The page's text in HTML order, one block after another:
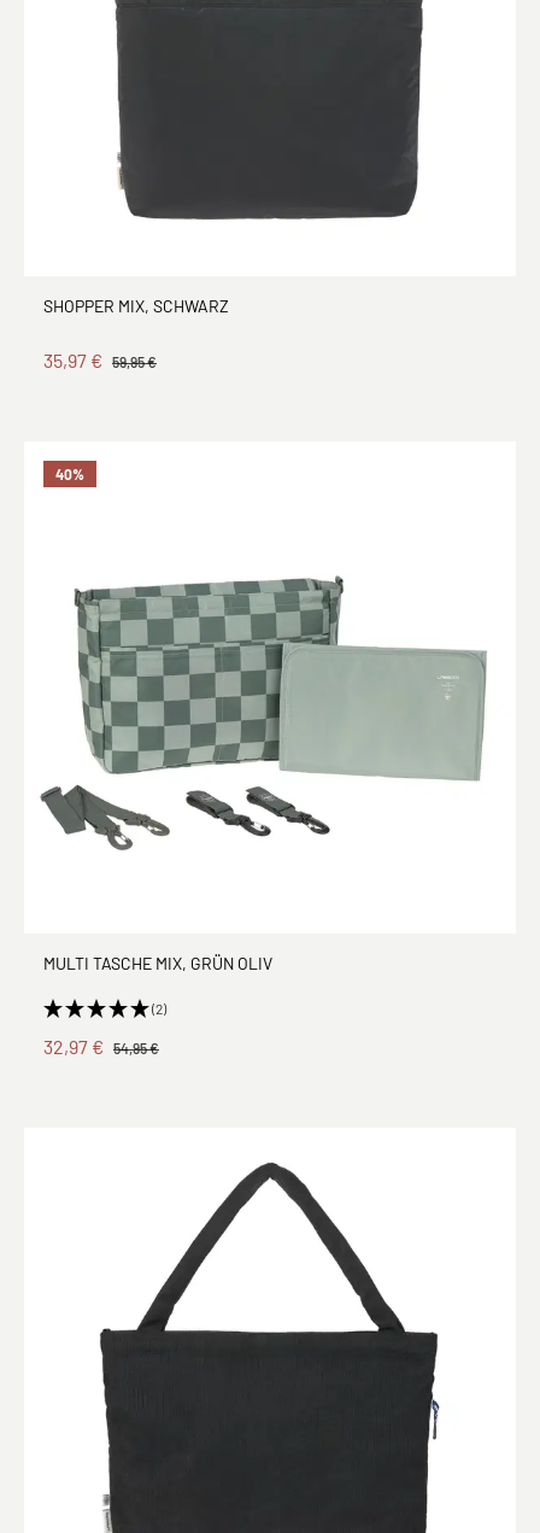
SHOPPER MIX, SCHWARZ
35,97 € 59,95 €
40%
MULTI TASCHE MIX, GRÜN OLIV
(2)
32,97 € 54,95 €